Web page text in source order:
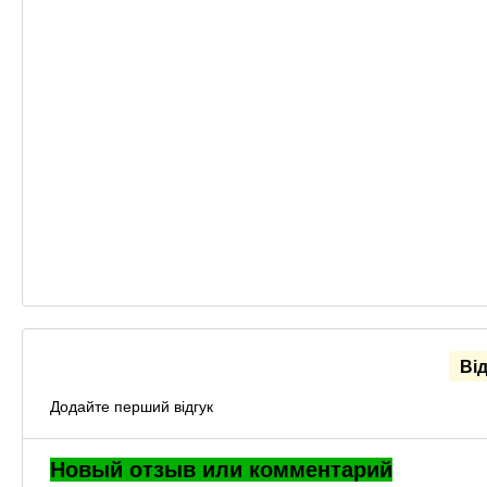
Додайте перший відгук
Новый отзыв или комментарий